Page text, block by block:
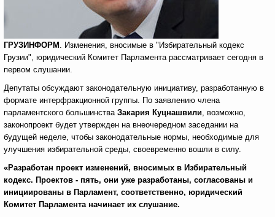
ГРУЗИНФОРМ . Изменения, вносимые в "Избирательный кодекс
Грузии", юридический Комитет Парламента рассматривает сегодня в
первом слушании.
Депутаты обсуждают законодательную инициативу, разработанную в
формате интерфракционной группы. По заявлению члена
парламентского большинства Закария Куцнашвили, возможно,
законопроект будет утвержден на внеочередном заседании на
будущей неделе, чтобы законодательные нормы, необходимые для
улучшения избирательной среды, своевременно вошли в силу.
«Разработан проект изменений, вносимых в Избирательный
кодекс. Проектов - пять, они уже разработаны, согласованы и
инициированы в Парламент, соответственно, юридический
Комитет Парламента начинает их слушание.